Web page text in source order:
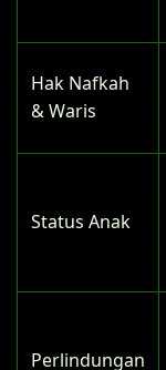
Hak Nafkah
& Waris
Status Anak
Perlindungan